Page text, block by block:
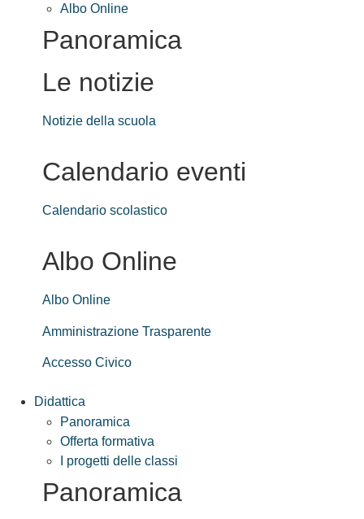
Albo Online
Panoramica
Le notizie
Notizie della scuola
Calendario eventi
Calendario scolastico
Albo Online
Albo Online
Amministrazione Trasparente
Accesso Civico
Didattica
Panoramica
Offerta formativa
I progetti delle classi
Panoramica